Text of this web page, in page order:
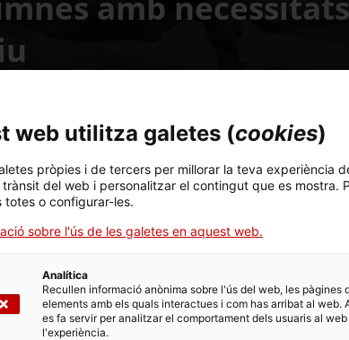
vinculades a aquest tràmit. Selecciona la
de tramitació.
web utilitza galetes (cookies)
pròpies i de tercers per millorar la teva experiència
del web i personalitzar el contingut que es mostra.
totes o configurar-les.
sobre l'ús de les galetes en aquest web.
Analítica
Recullen informació anònima sobre l'ús del web, les pàgines
elements amb els quals interactues i com has arribat al web.
es fa servir per analitzar el comportament dels usuaris al
l'experiència.